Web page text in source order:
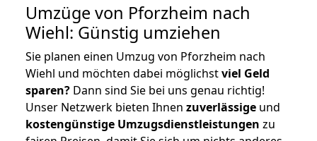
Umzüge von Pforzheim nach
Wiehl: Günstig umziehen
Sie planen einen Umzug von Pforzheim nach
Wiehl und möchten dabei möglichstviel Geld
sparen? Dann sind Sie bei uns genau richtig!
Unser Netzwerk bieten Ihnen zuverlässige und
kostengünstige Umzugsdienstleistungen zu